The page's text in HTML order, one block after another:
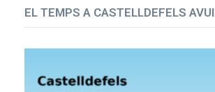
EL TEMPS A CASTELLDEFELS AVUI